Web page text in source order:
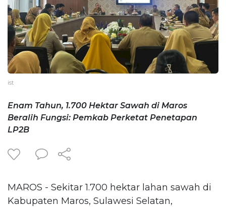
ist
Enam Tahun, 1.700 Hektar Sawah di Maros
Beralih Fungsi: Pemkab Perketat Penetapan
LP2B
MAROS - Sekitar 1.700 hektar lahan sawah di
Kabupaten Maros, Sulawesi Selatan,